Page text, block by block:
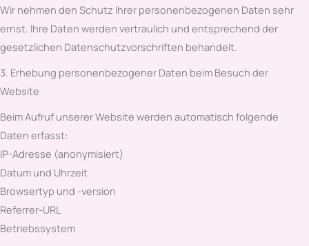
Wir nehmen den Schutz Ihrer personenbezogenen Daten sehr
ernst. Ihre Daten werden vertraulich und entsprechend der
gesetzlichen Datenschutzvorschriften behandelt.
3. Erhebung personenbezogener Daten beim Besuch der
Website
Beim Aufruf unserer Website werden automatisch folgende
Daten erfasst:
IP-Adresse (anonymisiert)
Datum und Uhrzeit
Browsertyp und -version
Referrer-URL
Betriebssystem